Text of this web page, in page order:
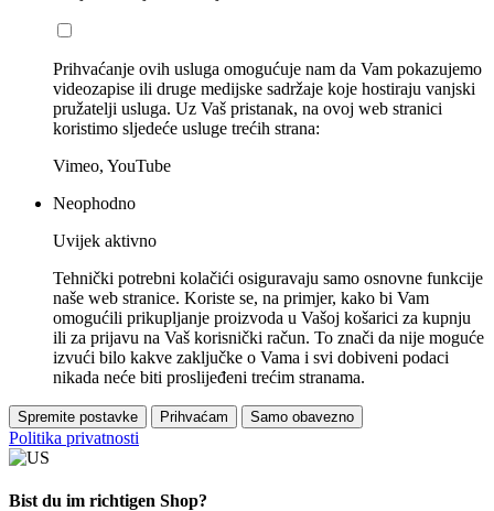
Prihvaćanje ovih usluga omogućuje nam da Vam pokazujemo
videozapise ili druge medijske sadržaje koje hostiraju vanjski
pružatelji usluga. Uz Vaš pristanak, na ovoj web stranici
koristimo sljedeće usluge trećih strana:
Vimeo, YouTube
Neophodno
Uvijek aktivno
Tehnički potrebni kolačići osiguravaju samo osnovne funkcije
naše web stranice. Koriste se, na primjer, kako bi Vam
omogućili prikupljanje proizvoda u Vašoj košarici za kupnju
ili za prijavu na Vaš korisnički račun. To znači da nije moguće
izvući bilo kakve zaključke o Vama i svi dobiveni podaci
nikada neće biti proslijeđeni trećim stranama.
Spremite postavke Prihvaćam Samo obavezno
Politika privatnosti
Bist du im richtigen Shop?